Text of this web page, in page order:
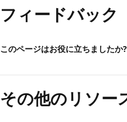
フィードバック
このページはお役に立ちましたか?
その他のリソー